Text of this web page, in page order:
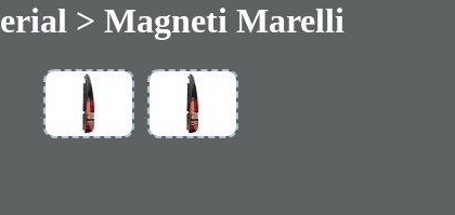
> Magneti Marelli